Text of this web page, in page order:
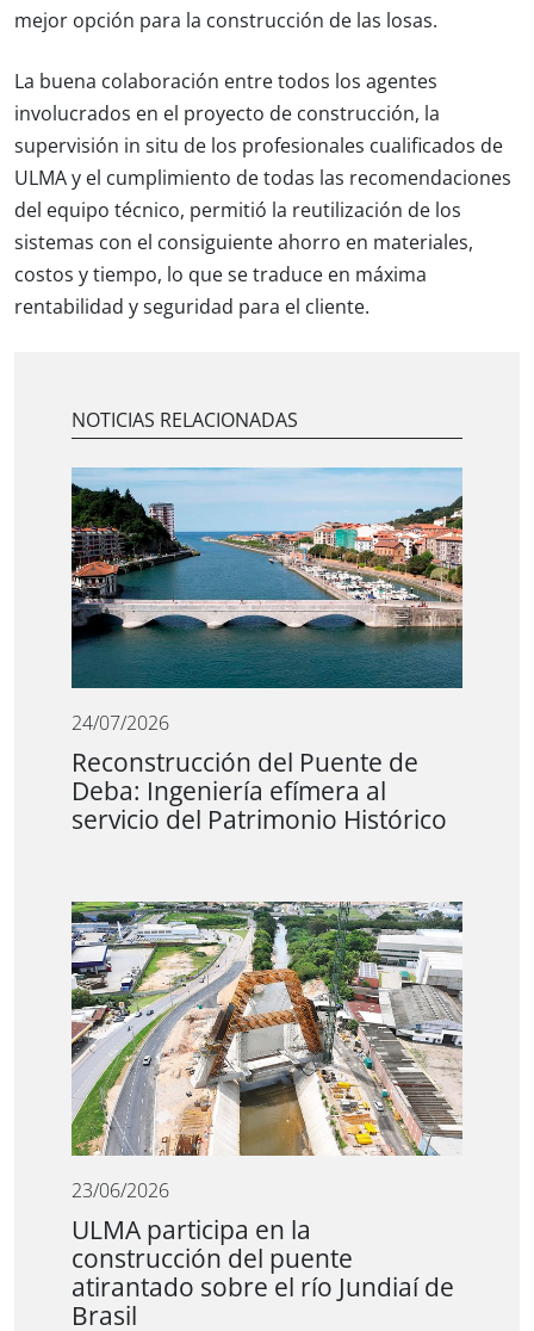
mejor opción para la construcción de las losas.
La buena colaboración entre todos los agentes
involucrados en el proyecto de construcción, la
supervisión in situ de los profesionales cualificados de
ULMA y el cumplimiento de todas las recomendaciones
del equipo técnico, permitió la reutilización de los
sistemas con el consiguiente ahorro en materiales,
costos y tiempo, lo que se traduce en máxima
rentabilidad y seguridad para el cliente.
NOTICIAS RELACIONADAS
24/07/2026
Reconstrucción del Puente de
Deba: Ingeniería efímera al
servicio del Patrimonio Histórico
23/06/2026
ULMA participa en la
construcción del puente
atirantado sobre el río Jundiaí de
Brasil